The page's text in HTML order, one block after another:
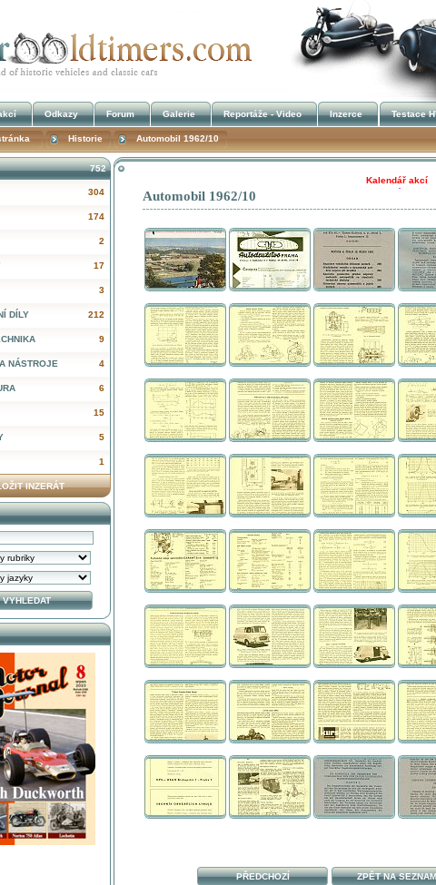
Automobil 1962/10
PŘEDCHOZÍ ZPĚT NA SEZNAM
752
304
174
2
17
3
212
DÍLY
9
4
NÁSTROJE
6
15
5
1
INZERÁT
Odkazy Forum Galerie Reportáže - Video Inzerce Testace
Historie Automobil 1962/10
Kalendář akcí